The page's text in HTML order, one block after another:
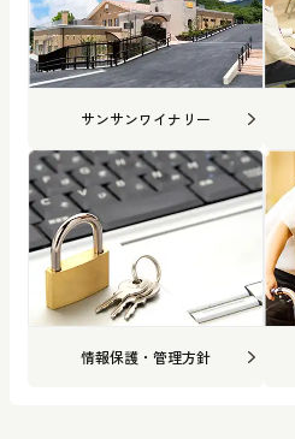
サンサンワイナリー
情報保護・管理方針